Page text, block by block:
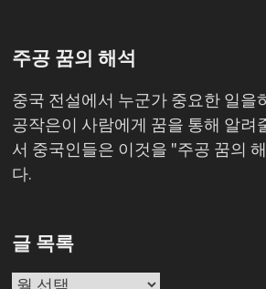
주공 꿈의 해석
중국 전설에서 누군가 중요한 일을
공작은이 사람에게 꿈을 통해 알려
서 중국인들은 이것을 "주공 꿈의
다.
글 목록
글